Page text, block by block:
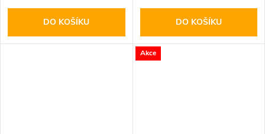
DO KOŠÍKU DO KOŠÍKU
Akce